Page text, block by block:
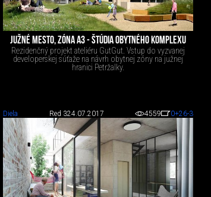
JUŽNÉ MESTO, ZÓNA A3 - ŠTÚDIA OBYTNÉHO KOMPLEXU
Rezidenčný projekt ateliéru GutGut. Vstup do vyzvanej
developerskej súťaže na návrh obytnej zóny na južnej
hranici Petržalky.
Diela Red 324.07.2017 4559 0+26-3